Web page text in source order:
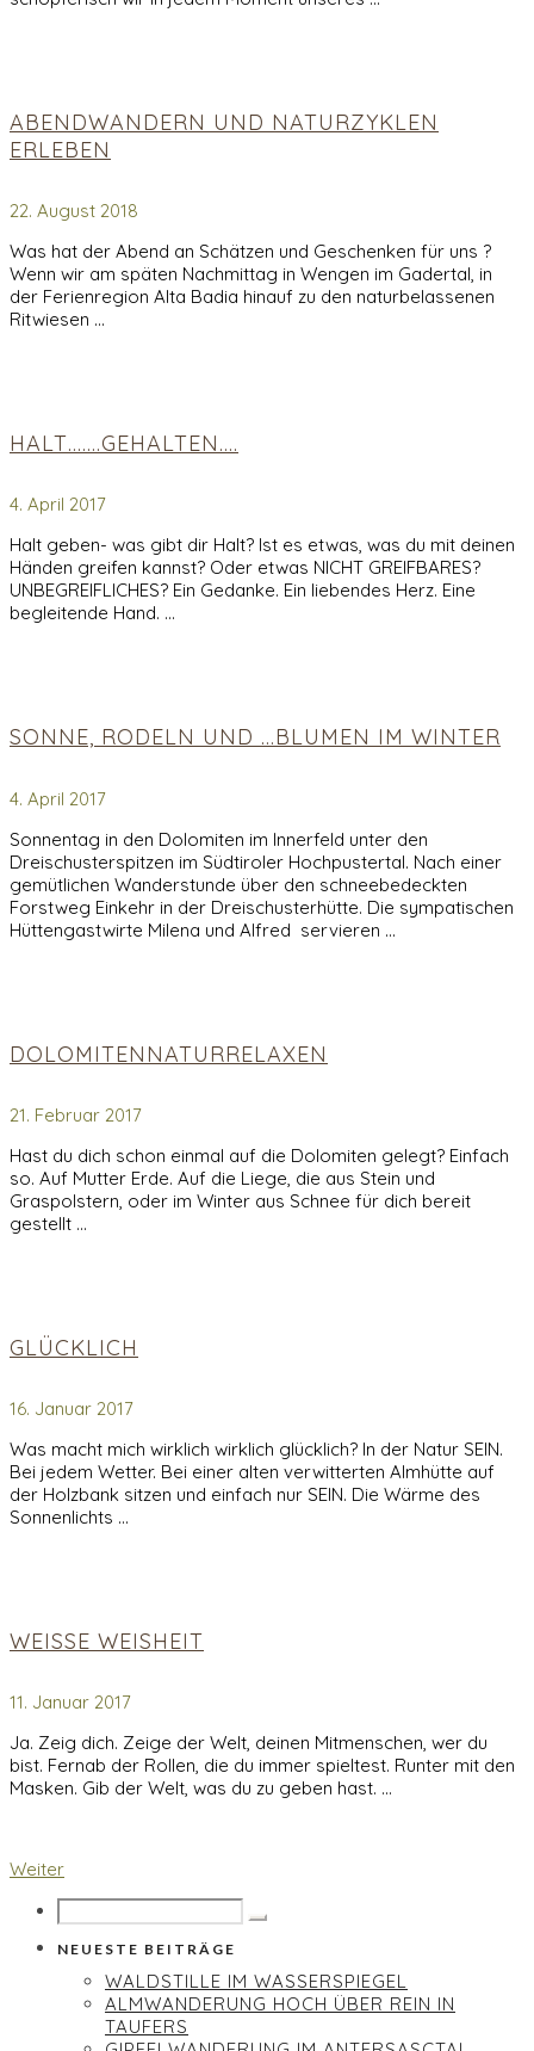
ABENDWANDERN UND NATURZYKLEN
ERLEBEN
22. August 2018
Was hat der Abend an Schätzen und Geschenken für uns ?
Wenn wir am späten Nachmittag in Wengen im Gadertal, in
der Ferienregion Alta Badia hinauf zu den naturbelassenen
Ritwiesen …
HALT…….GEHALTEN….
4. April 2017
Halt geben- was gibt dir Halt? Ist es etwas, was du mit deinen
Händen greifen kannst? Oder etwas NICHT GREIFBARES?
UNBEGREIFLICHES? Ein Gedanke. Ein liebendes Herz. Eine
begleitende Hand. …
SONNE, RODELN UND …BLUMEN IM WINTER
4. April 2017
Sonnentag in den Dolomiten im Innerfeld unter den
Dreischusterspitzen im Südtiroler Hochpustertal. Nach einer
gemütlichen Wanderstunde über den schneebedeckten
Forstweg Einkehr in der Dreischusterhütte. Die sympatischen
Hüttengastwirte Milena und Alfred servieren …
DOLOMITENNATURRELAXEN
21. Februar 2017
Hast du dich schon einmal auf die Dolomiten gelegt? Einfach
so. Auf Mutter Erde. Auf die Liege, die aus Stein und
Graspolstern, oder im Winter aus Schnee für dich bereit
gestellt …
GLÜCKLICH
16. Januar 2017
Was macht mich wirklich wirklich glücklich? In der Natur SEIN.
Bei jedem Wetter. Bei einer alten verwitterten Almhütte auf
der Holzbank sitzen und einfach nur SEIN. Die Wärme des
Sonnenlichts …
WEISSE WEISHEIT
11. Januar 2017
Ja. Zeig dich. Zeige der Welt, deinen Mitmenschen, wer du
bist. Fernab der Rollen, die du immer spieltest. Runter mit den
Masken. Gib der Welt, was du zu geben hast. …
Weiter
NEUESTE BEITRÄGE
WALDSTILLE IM WASSERSPIEGEL
ALMWANDERUNG HOCH ÜBER REIN IN
TAUFERS